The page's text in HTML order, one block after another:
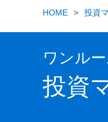
HOME 投資
ワンル
投資